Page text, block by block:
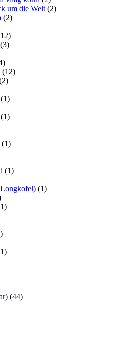
um die Welt (2)
(2)
(3)
(12)
(2)
(1)
(1)
(1)
(1)
(1)
(44)